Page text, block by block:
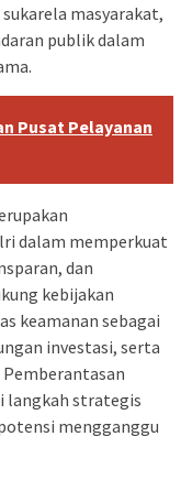
masyarakat,
publik dalam
Pusat Pelayanan
dalam memperkuat
dan
kebijakan
keamanan sebagai
investasi, serta
langkah strategis
mengganggu